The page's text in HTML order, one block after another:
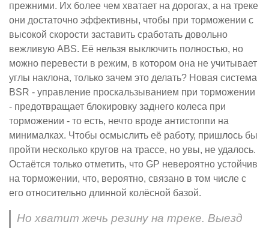
прежними. Их более чем хватает на дорогах, а на треке
они достаточно эффективны, чтобы при торможении с
высокой скорости заставить сработать довольно
вежливую ABS. Её нельзя выключить полностью, но
можно перевести в режим, в котором она не учитывает
углы наклона, только зачем это делать? Новая система
BSR - управление проскальзыванием при торможении
- предотвращает блокировку заднего колеса при
торможении - то есть, нечто вроде антистоппи на
минималках. Чтобы осмыслить её работу, пришлось бы
пройти несколько кругов на трассе, но увы, не удалось.
Остаётся только отметить, что GP невероятно устойчив
на торможении, что, вероятно, связано в том числе с
его относительно длинной колёсной базой.
Но хватит жечь резину на треке. Выезд